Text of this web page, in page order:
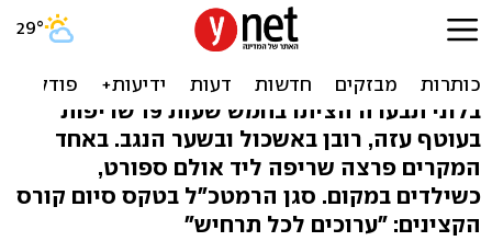
טרור הבלונים לא פוסק: 19
שריפות ביום
בלוני תבערה הציתו בחמש שעות 19 שריפות
בעוטף עזה, רובן באשכול ובשער הנגב. באחד
המקרים פרצה שריפה ליד אולם ספורט,
כשילדים במקום. סגן הרמטכ"ל בטקס סיום קורס
הקצינים: "ערוכים לכל תרחיש"